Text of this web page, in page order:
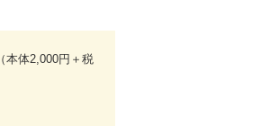
（本体2,000円＋税